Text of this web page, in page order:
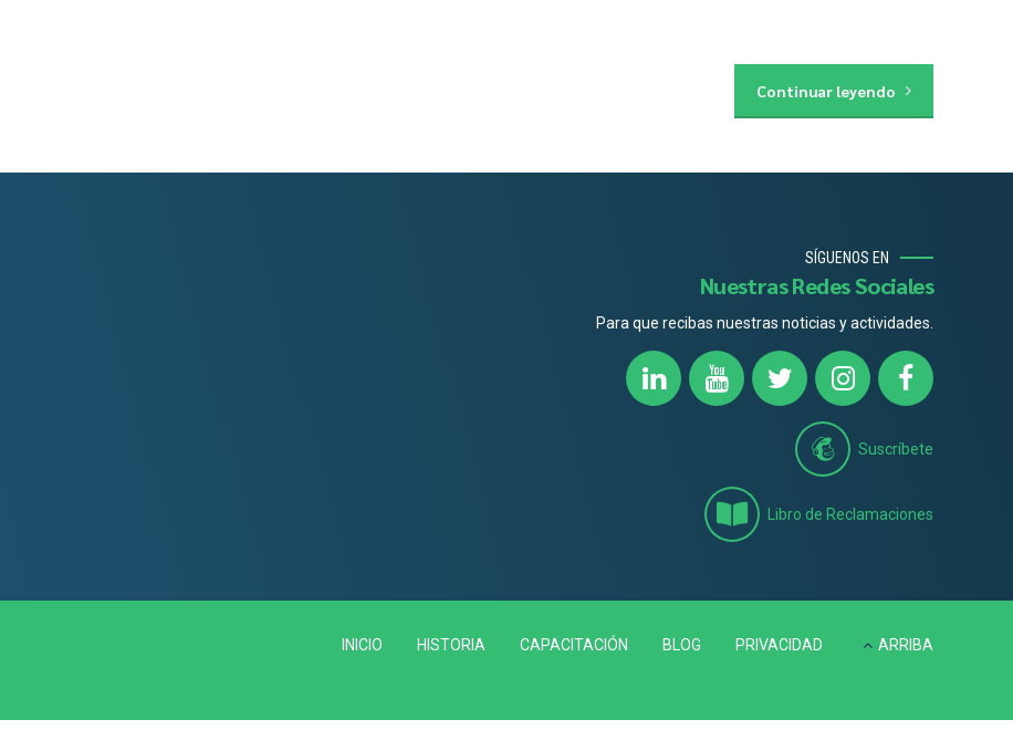
Continuar leyendo
SÍGUENOS EN
Nuestras Redes Sociales
Para que recibas nuestras noticias y actividades.
Suscríbete
Libro de Reclamaciones
INICIO HISTORIA CAPACITACIÓN BLOG PRIVACIDAD ARRIBA